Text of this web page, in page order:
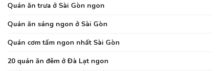
Quán ăn trưa ở Sài Gòn ngon
Quán ăn sáng ngon ở Sài Gòn
Quán cơm tấm ngon nhất Sài Gòn
20 quán ăn đêm ở Đà Lạt ngon